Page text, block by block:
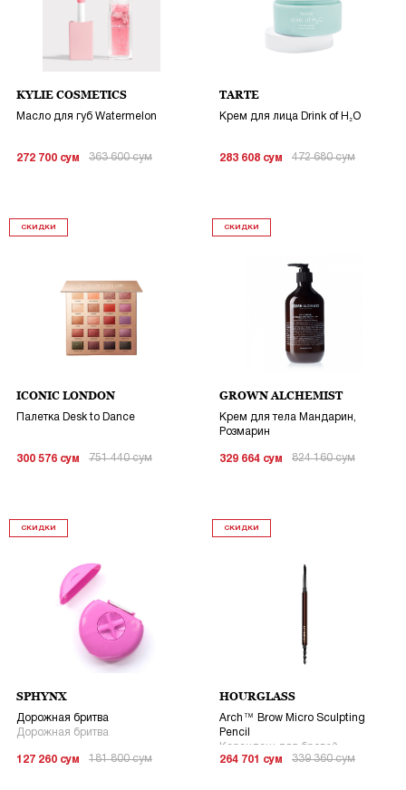
KYLIE COSMETICS
Масло для губ Watermelon
272 700 сум 363 600сум
TARTE
Крем для лица Drink of H₂O
283 608 сум 472 680сум
СКИДКИ
ICONIC LONDON
Палетка Desk to Dance
300 576 сум 751 440сум
СКИДКИ
GROWN ALCHEMIST
Крем для тела Мандарин,
Розмарин
329 664 сум 824 160сум
СКИДКИ
SPHYNX
Дорожная бритва
Дорожная бритва
127 260 сум 181 800сум
СКИДКИ
HOURGLASS
Arch™ Brow Micro Sculpting
Pencil
Карандаш для бровей
264 701
сум 339 360сум